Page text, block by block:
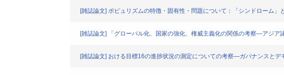
[雑誌論文] ポピュリズムの特徴・固有性・問題について：「シンドローム」
[雑誌論文] 「グローバル化、国家の強化、権威主義化の関係の考察―アジア
[雑誌論文] おける目標16の進捗状況の測定についての考察―ガバナンスとデ